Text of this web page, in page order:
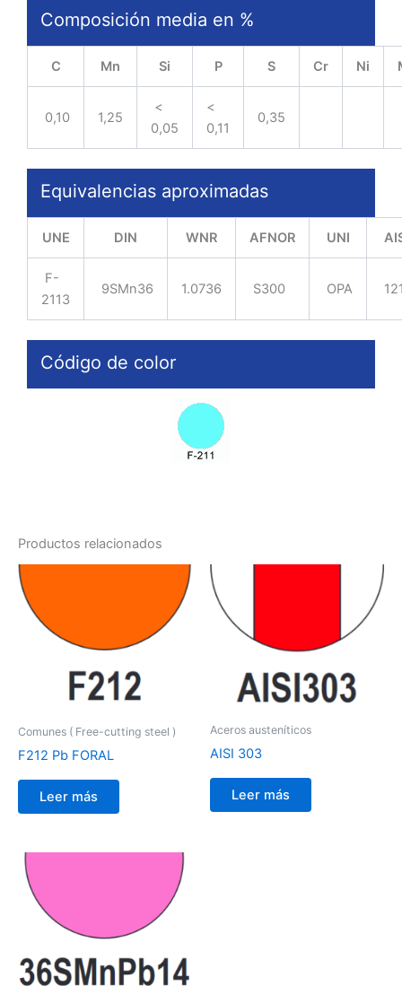
Composición media en %
C Mn Si P S Cr Ni
0,10 1,25
<
0,05
<
0,11
0,35
Equivalencias aproximadas
UNE DIN WNR AFNOR UNI
F-
2113
9SMn36 1.0736 S300 OPA
Código de color
Productos relacionados
Comunes ( Free-cutting steel )
F212 Pb FORAL
Leer más
Aceros austeníticos
AISI 303
Leer más